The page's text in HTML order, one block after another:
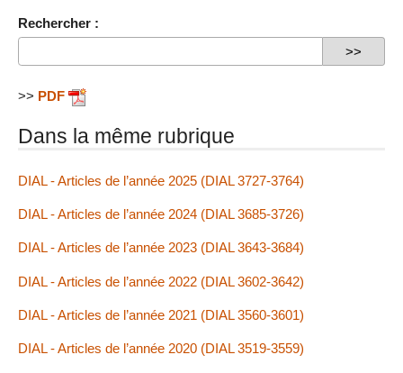
Rechercher :
>> PDF
Dans la même rubrique
DIAL - Articles de l’année 2025 (DIAL 3727-3764)
DIAL - Articles de l’année 2024 (DIAL 3685-3726)
DIAL - Articles de l’année 2023 (DIAL 3643-3684)
DIAL - Articles de l’année 2022 (DIAL 3602-3642)
DIAL - Articles de l’année 2021 (DIAL 3560-3601)
DIAL - Articles de l’année 2020 (DIAL 3519-3559)